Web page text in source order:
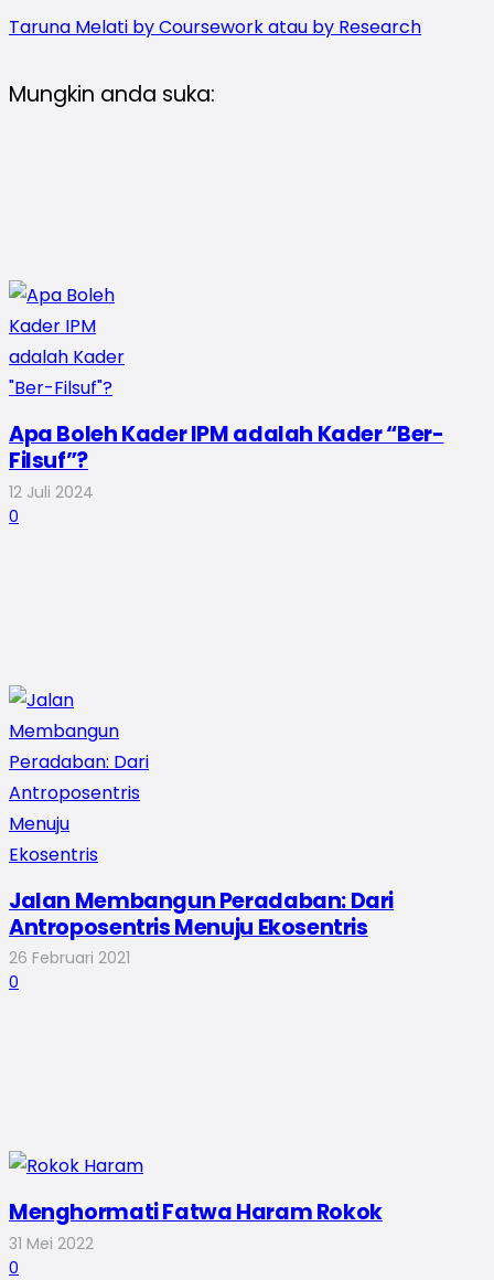
Taruna Melati by Coursework atau by Research
Mungkin anda suka:
Apa Boleh Kader IPM adalah Kader “Ber-
Filsuf”?
12 Juli 2024
0
Jalan Membangun Peradaban: Dari
Antroposentris Menuju Ekosentris
26 Februari 2021
0
Menghormati Fatwa Haram Rokok
31 Mei 2022
0